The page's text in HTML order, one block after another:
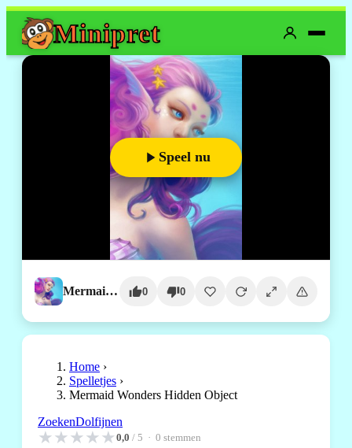
Minipret
Speel nu
Mermaid Wonders Hidden Object 0 0
Home ›
Spelletjes ›
Mermaid Wonders Hidden Object
ZoekenDolfijnen
★★★★★0,0 / 5 · 0 stemmen